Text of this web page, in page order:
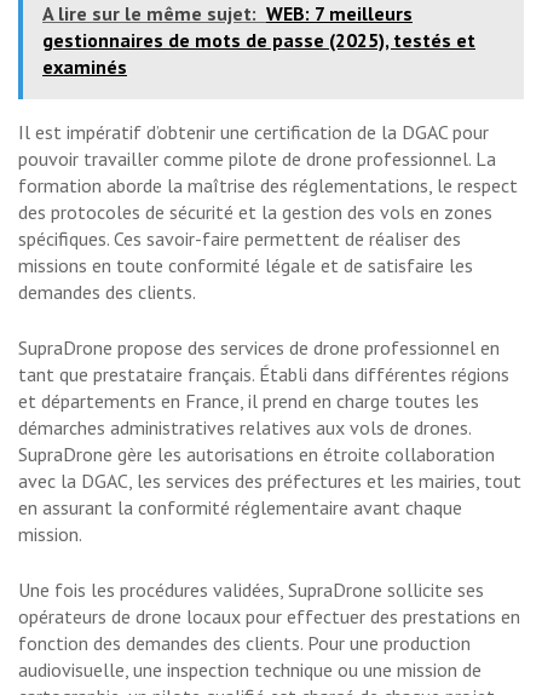
A lire sur le même sujet: WEB: 7 meilleurs
gestionnaires de mots de passe (2025), testés et
examinés
Il est impératif d’obtenir une certification de la DGAC pour
pouvoir travailler comme pilote de drone professionnel. La
formation aborde la maîtrise des réglementations, le respect
des protocoles de sécurité et la gestion des vols en zones
spécifiques. Ces savoir-faire permettent de réaliser des
missions en toute conformité légale et de satisfaire les
demandes des clients.
SupraDrone propose des services de drone professionnel en
tant que prestataire français. Établi dans différentes régions
et départements en France, il prend en charge toutes les
démarches administratives relatives aux vols de drones.
SupraDrone gère les autorisations en étroite collaboration
avec la DGAC, les services des préfectures et les mairies, tout
en assurant la conformité réglementaire avant chaque
mission.
Une fois les procédures validées, SupraDrone sollicite ses
opérateurs de drone locaux pour effectuer des prestations en
fonction des demandes des clients. Pour une production
audiovisuelle, une inspection technique ou une mission de